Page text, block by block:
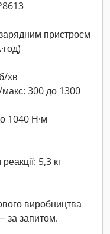
пристроєм
хв
макс: 300 до 1300
1040 Н·м
5,3 кг
виробництва
за запитом.